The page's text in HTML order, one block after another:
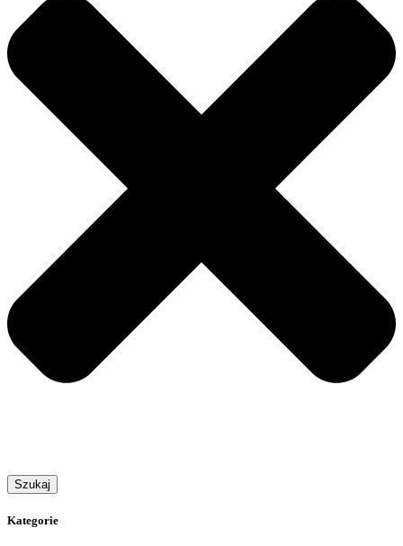
Szukaj
Kategorie